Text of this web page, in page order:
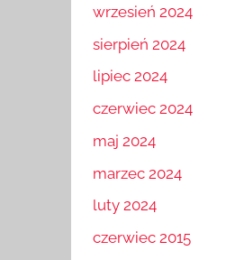
wrzesień 2024
sierpień 2024
lipiec 2024
czerwiec 2024
maj 2024
marzec 2024
luty 2024
czerwiec 2015